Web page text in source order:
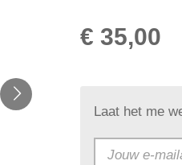
€ 35,00
Laat het me